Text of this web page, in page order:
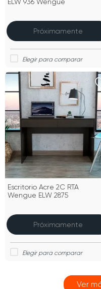
Próximamente
Escritorio Acre 2C RTA
Wengue ELW 2875
Próximamente